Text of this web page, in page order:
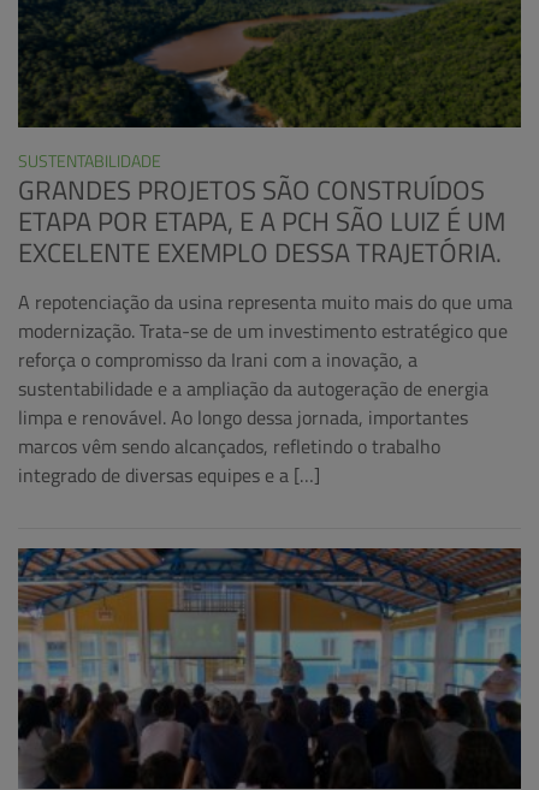
SUSTENTABILIDADE
GRANDES PROJETOS SÃO CONSTRUÍDOS
ETAPA POR ETAPA, E A PCH SÃO LUIZ É UM
EXCELENTE EXEMPLO DESSA TRAJETÓRIA.
A repotenciação da usina representa muito mais do que uma
modernização. Trata-se de um investimento estratégico que
reforça o compromisso da Irani com a inovação, a
sustentabilidade e a ampliação da autogeração de energia
limpa e renovável. Ao longo dessa jornada, importantes
marcos vêm sendo alcançados, refletindo o trabalho
integrado de diversas equipes e a […]